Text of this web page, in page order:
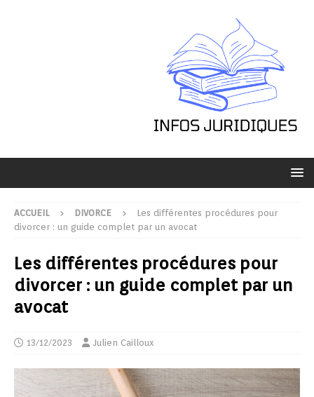
ACCUEIL DIVORCE
Les différentes procédures pour
divorcer : un guide complet par un avocat
Les différentes procédures pour
divorcer : un guide complet par un
avocat
13/12/2023 Julien Cailloux